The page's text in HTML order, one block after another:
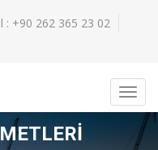
: +90 262 365 23 02